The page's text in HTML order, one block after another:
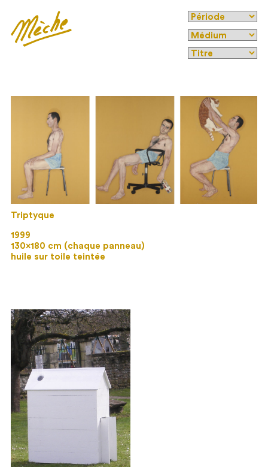
Triptyque
1999
130×180 cm (chaque panneau)
huile sur toile teintée